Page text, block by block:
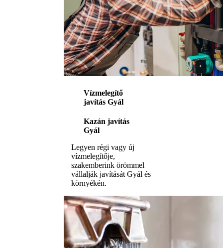
Vízmelegítő
javítás Gyál
Kazán javítás
Gyál
Legyen régi vagy új
vízmelegítője,
szakemberink örömmel
vállalják javítását Gyál és
környékén.